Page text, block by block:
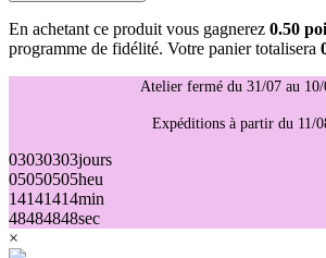
En achetant ce produit vous gagnerez 0.50
programme de fidélité. Votre panier totalisera
Atelier fermé du 31/07 au 10/
Expéditions à partir du 11/
03030303jours
05050505heu
14141414min
48484848sec
×